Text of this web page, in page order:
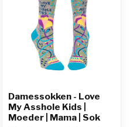
Damessokken - Love
My Asshole Kids |
Moeder | Mama | Sok